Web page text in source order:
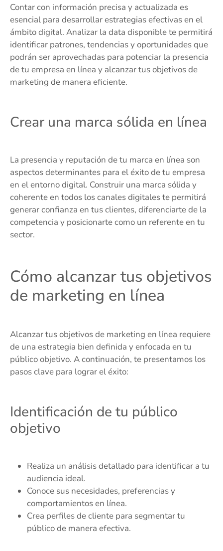
Contar con información precisa y actualizada es
esencial para desarrollar estrategias efectivas en el
ámbito digital. Analizar la data disponible te permitirá
identificar patrones, tendencias y oportunidades que
podrán ser aprovechadas para potenciar la presencia
de tu empresa en línea y alcanzar tus objetivos de
marketing de manera eficiente.
Crear una marca sólida en línea
La presencia y reputación de tu marca en línea son
aspectos determinantes para el éxito de tu empresa
en el entorno digital. Construir una marca sólida y
coherente en todos los canales digitales te permitirá
generar confianza en tus clientes, diferenciarte de la
competencia y posicionarte como un referente en tu
sector.
Cómo alcanzar tus objetivos
de marketing en línea
Alcanzar tus objetivos de marketing en línea requiere
de una estrategia bien definida y enfocada en tu
público objetivo. A continuación, te presentamos los
pasos clave para lograr el éxito:
Identificación de tu público
objetivo
Realiza un análisis detallado para identificar a tu
audiencia ideal.
Conoce sus necesidades, preferencias y
comportamientos en línea.
Crea perfiles de cliente para segmentar tu
público de manera efectiva.